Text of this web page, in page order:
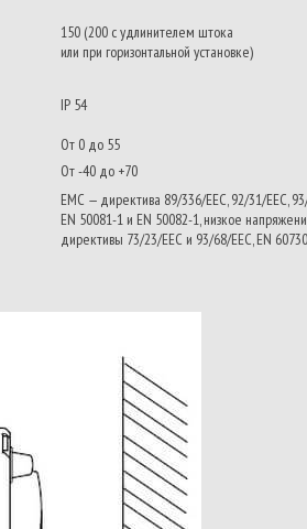
150 (200 с удлинителем штока
или при горизонтальной установке)
IP 54
От 0 до 55
От -40 до +70
EMC — директива 89/336/EEC, 92/31/EEC,
EN 50081-1 и EN 50082-1, низкое
директивы 73/23/EEC и 93/68/EEC, EN